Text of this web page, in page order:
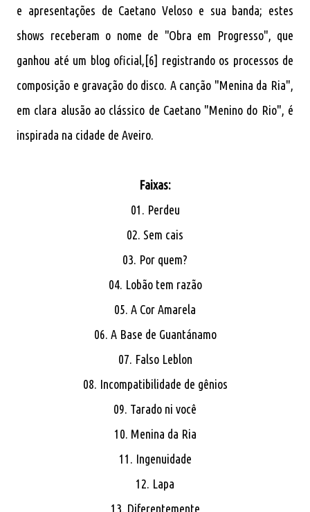
e apresentações de Caetano Veloso e sua banda; estes
shows receberam o nome de "Obra em Progresso", que
ganhou até um blog oficial,[6] registrando os processos de
composição e gravação do disco. A canção "Menina da Ria",
em clara alusão ao clássico de Caetano "Menino do Rio", é
inspirada na cidade de Aveiro.
Faixas:
01. Perdeu
02. Sem cais
03. Por quem?
04. Lobão tem razão
05. A Cor Amarela
06. A Base de Guantánamo
07. Falso Leblon
08. Incompatibilidade de gênios
09. Tarado ni você
10. Menina da Ria
11. Ingenuidade
12. Lapa
13. Diferentemente